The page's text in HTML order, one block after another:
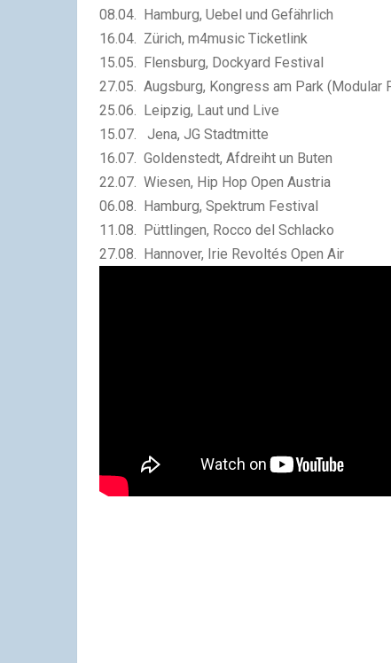
08.04. Hamburg, Uebel und Gefährlich
16.04. Zürich, m4music Ticketlink
15.05. Flensburg, Dockyard Festival
27.05. Augsburg, Kongress am Park (Modular
25.06. Leipzig, Laut und Live
15.07. Jena, JG Stadtmitte
16.07. Goldenstedt, Afdreiht un Buten
22.07. Wiesen, Hip Hop Open Austria
06.08. Hamburg, Spektrum Festival
11.08. Püttlingen, Rocco del Schlacko
27.08. Hannover, Irie Revoltés Open Air